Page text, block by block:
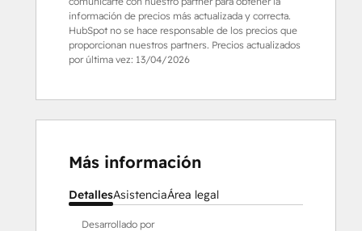
información de precios más actualizada y correcta.
HubSpot no se hace responsable de los precios que
proporcionan nuestros partners. Precios actualizados
por última vez: 13/04/2026
Más información
DetallesAsistenciaÁrea legal
Desarrollado por